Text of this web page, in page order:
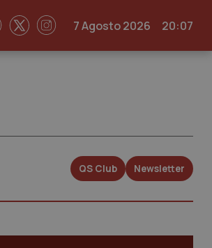
7 Agosto 2026 20:07
QS Club Newsletter